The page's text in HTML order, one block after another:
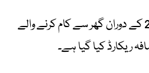
نئی تحقیق کے مطابق 2025 کے دوران گھر سے کام کرنے والے
ریکارڈ کیا گیا ہے۔